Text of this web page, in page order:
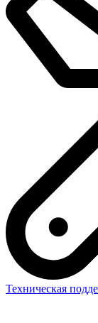
Техническая